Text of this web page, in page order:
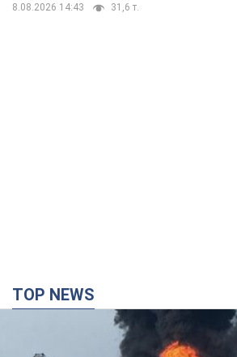
8.08.2026 14:43 31,6 т.
TOP NEWS